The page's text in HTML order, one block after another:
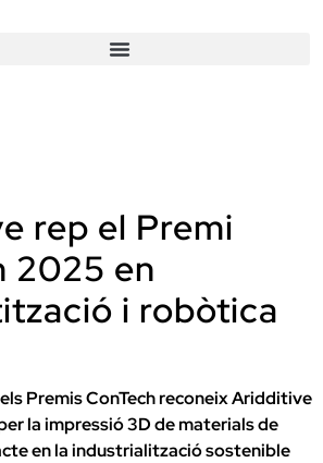
rep el Premi
2025 en
i robòtica
Premis ConTech reconeix Aridditive
la impressió 3D de materials de
en la industrialització sostenible